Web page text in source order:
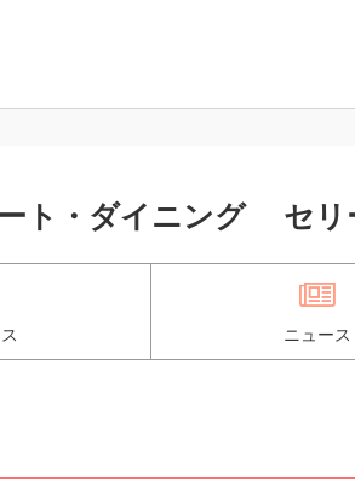
ト・ダイニング セリ
ニュース